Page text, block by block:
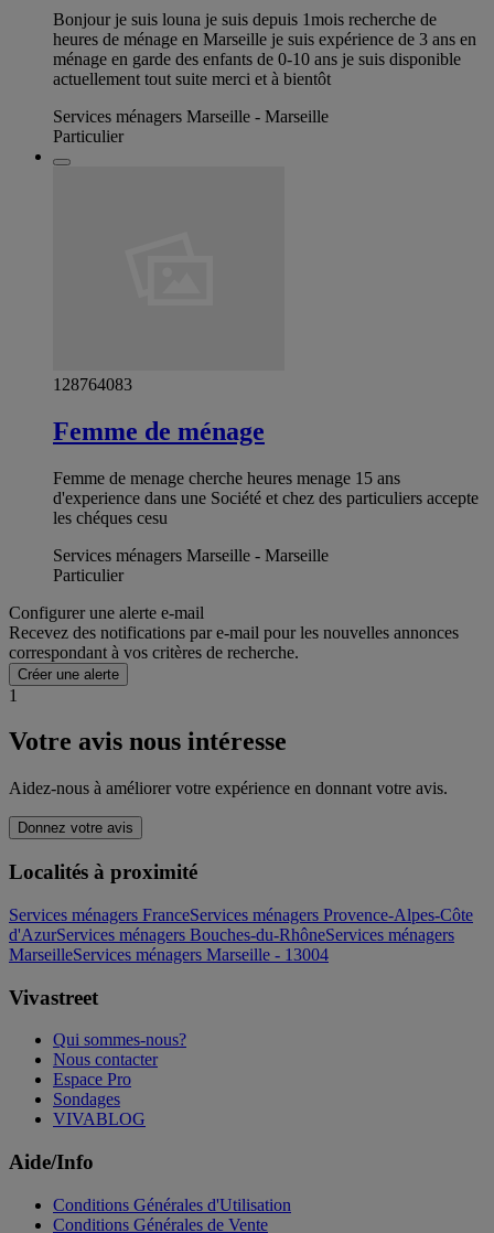
Bonjour je suis louna je suis depuis 1mois recherche de
heures de ménage en Marseille je suis expérience de 3 ans en
ménage en garde des enfants de 0-10 ans je suis disponible
actuellement tout suite merci et à bientôt
Services ménagers Marseille - Marseille
Particulier
128764083
Femme de ménage
Femme de menage cherche heures menage 15 ans
d'experience dans une Société et chez des particuliers accepte
les chéques cesu
Services ménagers Marseille - Marseille
Particulier
Configurer une alerte e-mail
Recevez des notifications par e-mail pour les nouvelles annonces
correspondant à vos critères de recherche.
Créer une alerte
1
Votre avis nous intéresse
Aidez-nous à améliorer votre expérience en donnant votre avis.
Donnez votre avis
Localités à proximité
Services ménagers FranceServices ménagers Provence-Alpes-Côte
d'AzurServices ménagers Bouches-du-RhôneServices ménagers
MarseilleServices ménagers Marseille - 13004
Vivastreet
Qui sommes-nous?
Nous contacter
Espace Pro
Sondages
VIVABLOG
Aide/Info
Conditions Générales d'Utilisation
Conditions Générales de Vente